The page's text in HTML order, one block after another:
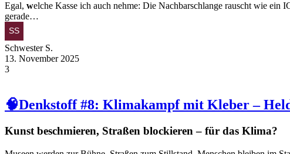
Egal, welche Kasse ich auch nehme: Die Nachbarschlange rauscht wie
gerade…
Schwester S.
13. November 2025
3
🧠Denkstoff #8: Klimakampf mit Kleber –
Kunst beschmieren, Straßen blockieren – für das Klima?